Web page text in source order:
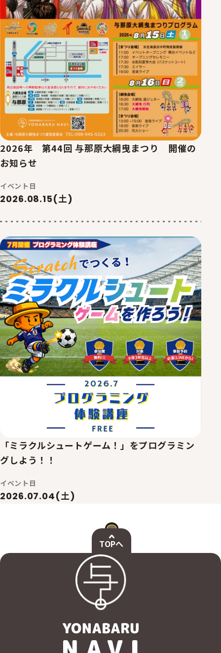
2026年 第44回 与那原大綱曳まつり 開催の
お知らせ
イベント日
2026.08.15(土)
「ミラクルシュートゲーム！」をプログラミン
グしよう！！
イベント日
2026.07.04(土)
TOPへ